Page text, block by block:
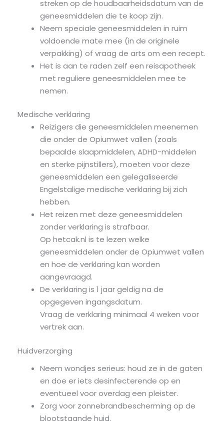
streken op de houdbaarheidsdatum van de
geneesmiddelen die te koop zijn.
Neem speciale geneesmiddelen in ruim
voldoende mate mee (in de originele
verpakking) of vraag de arts om een recept.
Het is aan te raden zelf een reisapotheek
met reguliere geneesmiddelen mee te
nemen.
Medische verklaring
Reizigers die geneesmiddelen meenemen
die onder de Opiumwet vallen (zoals
bepaalde slaapmiddelen, ADHD-middelen
en sterke pijnstillers), moeten voor deze
geneesmiddelen een gelegaliseerde
Engelstalige medische verklaring bij zich
hebben.
Het reizen met deze geneesmiddelen
zonder verklaring is strafbaar.
Op hetcak.nl is te lezen welke
geneesmiddelen onder de Opiumwet vallen
en hoe de verklaring kan worden
aangevraagd.
De verklaring is 1 jaar geldig na de
opgegeven ingangsdatum.
Vraag de verklaring minimaal 4 weken voor
vertrek aan.
Huidverzorging
Neem wondjes serieus: houd ze in de gaten
en doe er iets desinfecterende op en
eventueel voor overdag een pleister.
Zorg voor zonnebrandbescherming op de
blootstaande huid.